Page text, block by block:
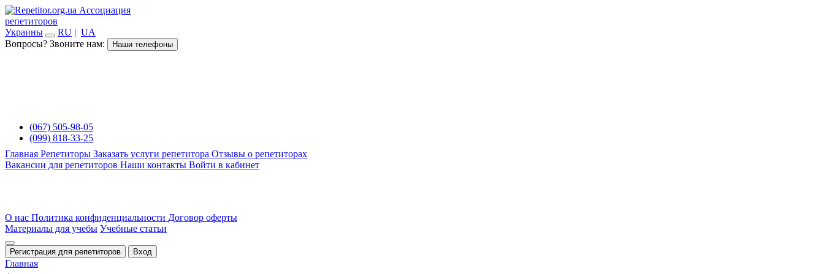
Ассоциация
репетиторов
Украины
RU | UA
Вопросы? Звоните нам:
Наши телефоны
(067) 505-98-05
(099) 818-33-25
Главная Репетиторы Заказать услуги репетитора Отзывы о репетиторах
Вакансии для репетиторов Наши контакты Войти в кабинет
О нас Политика конфиденциальности Договор оферты
Материалы для учебы Учебные статьи
Регистрация для репетиторов Вход
Главная